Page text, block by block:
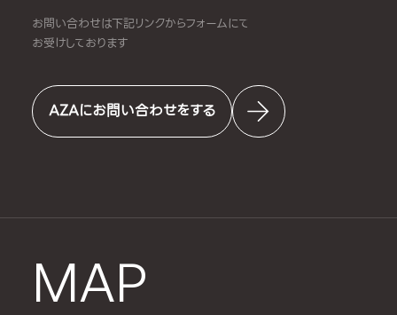
お問い合わせは下記リンクからフォームにて
お受けしております
AZAにお問い合わせをする
MAP